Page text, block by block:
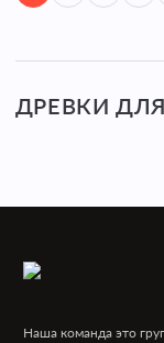
ДРЕВКИ
Наша команда это